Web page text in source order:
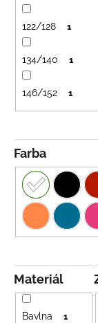
o
Farba
Materiál
Bavlna 1
122/128 1
134/140 1
146/152 1
m
DETSKÁ
LETNÁ
30
SVETLO
MODRÁ
€16